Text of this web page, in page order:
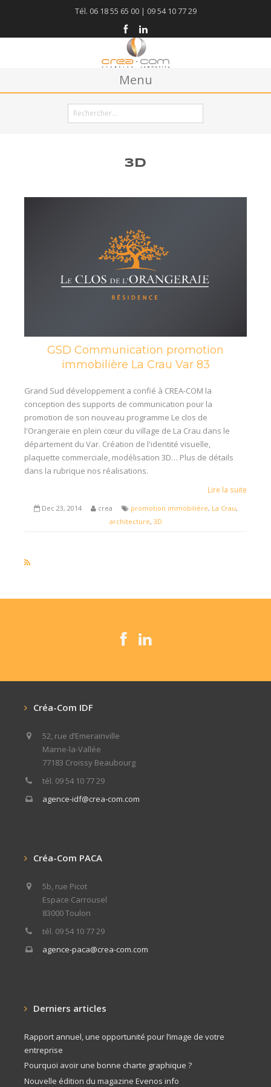
Tél. 06 18 55 65 00 | 09 54 10 77 29
Menu
Accueil
3D
GSD Communication promotion
immobilière La Crau Var 83
Grand Sud développement a confié à CREA-COM la
conception des supports de communication pour la
promotion de son nouveau programme Le clos de
l'Orangeraie en plein cœur du village de La Crau dans le
département du Var. Création de l'identité visuelle,
plaquette commerciale, modélisation 3D… Plus de détails
dans la rubrique nos réalisations.
Lire la suite
Dec 23, 2014 crea promotion immobilière, La Crau,
architecture, 3D
Créa-Com IDF
52, rue d’Emerainville
Marne-la-Vallée
77183 Croissy Beaubourg
tél. 09 54 10 77 29
agence-idf@crea-com.com
Créa-Com PACA
5b, rue Picot
Espace Carrousel
83000 Toulon
tél. 09 54 10 77 29
agence-paca@crea-com.com
Derniers articles
Rapport annuel, une opportunité pour l’image de votre
entreprise
Pourquoi avoir une bonne charte graphique ?
Nouvelle édition du magazine Evenos info